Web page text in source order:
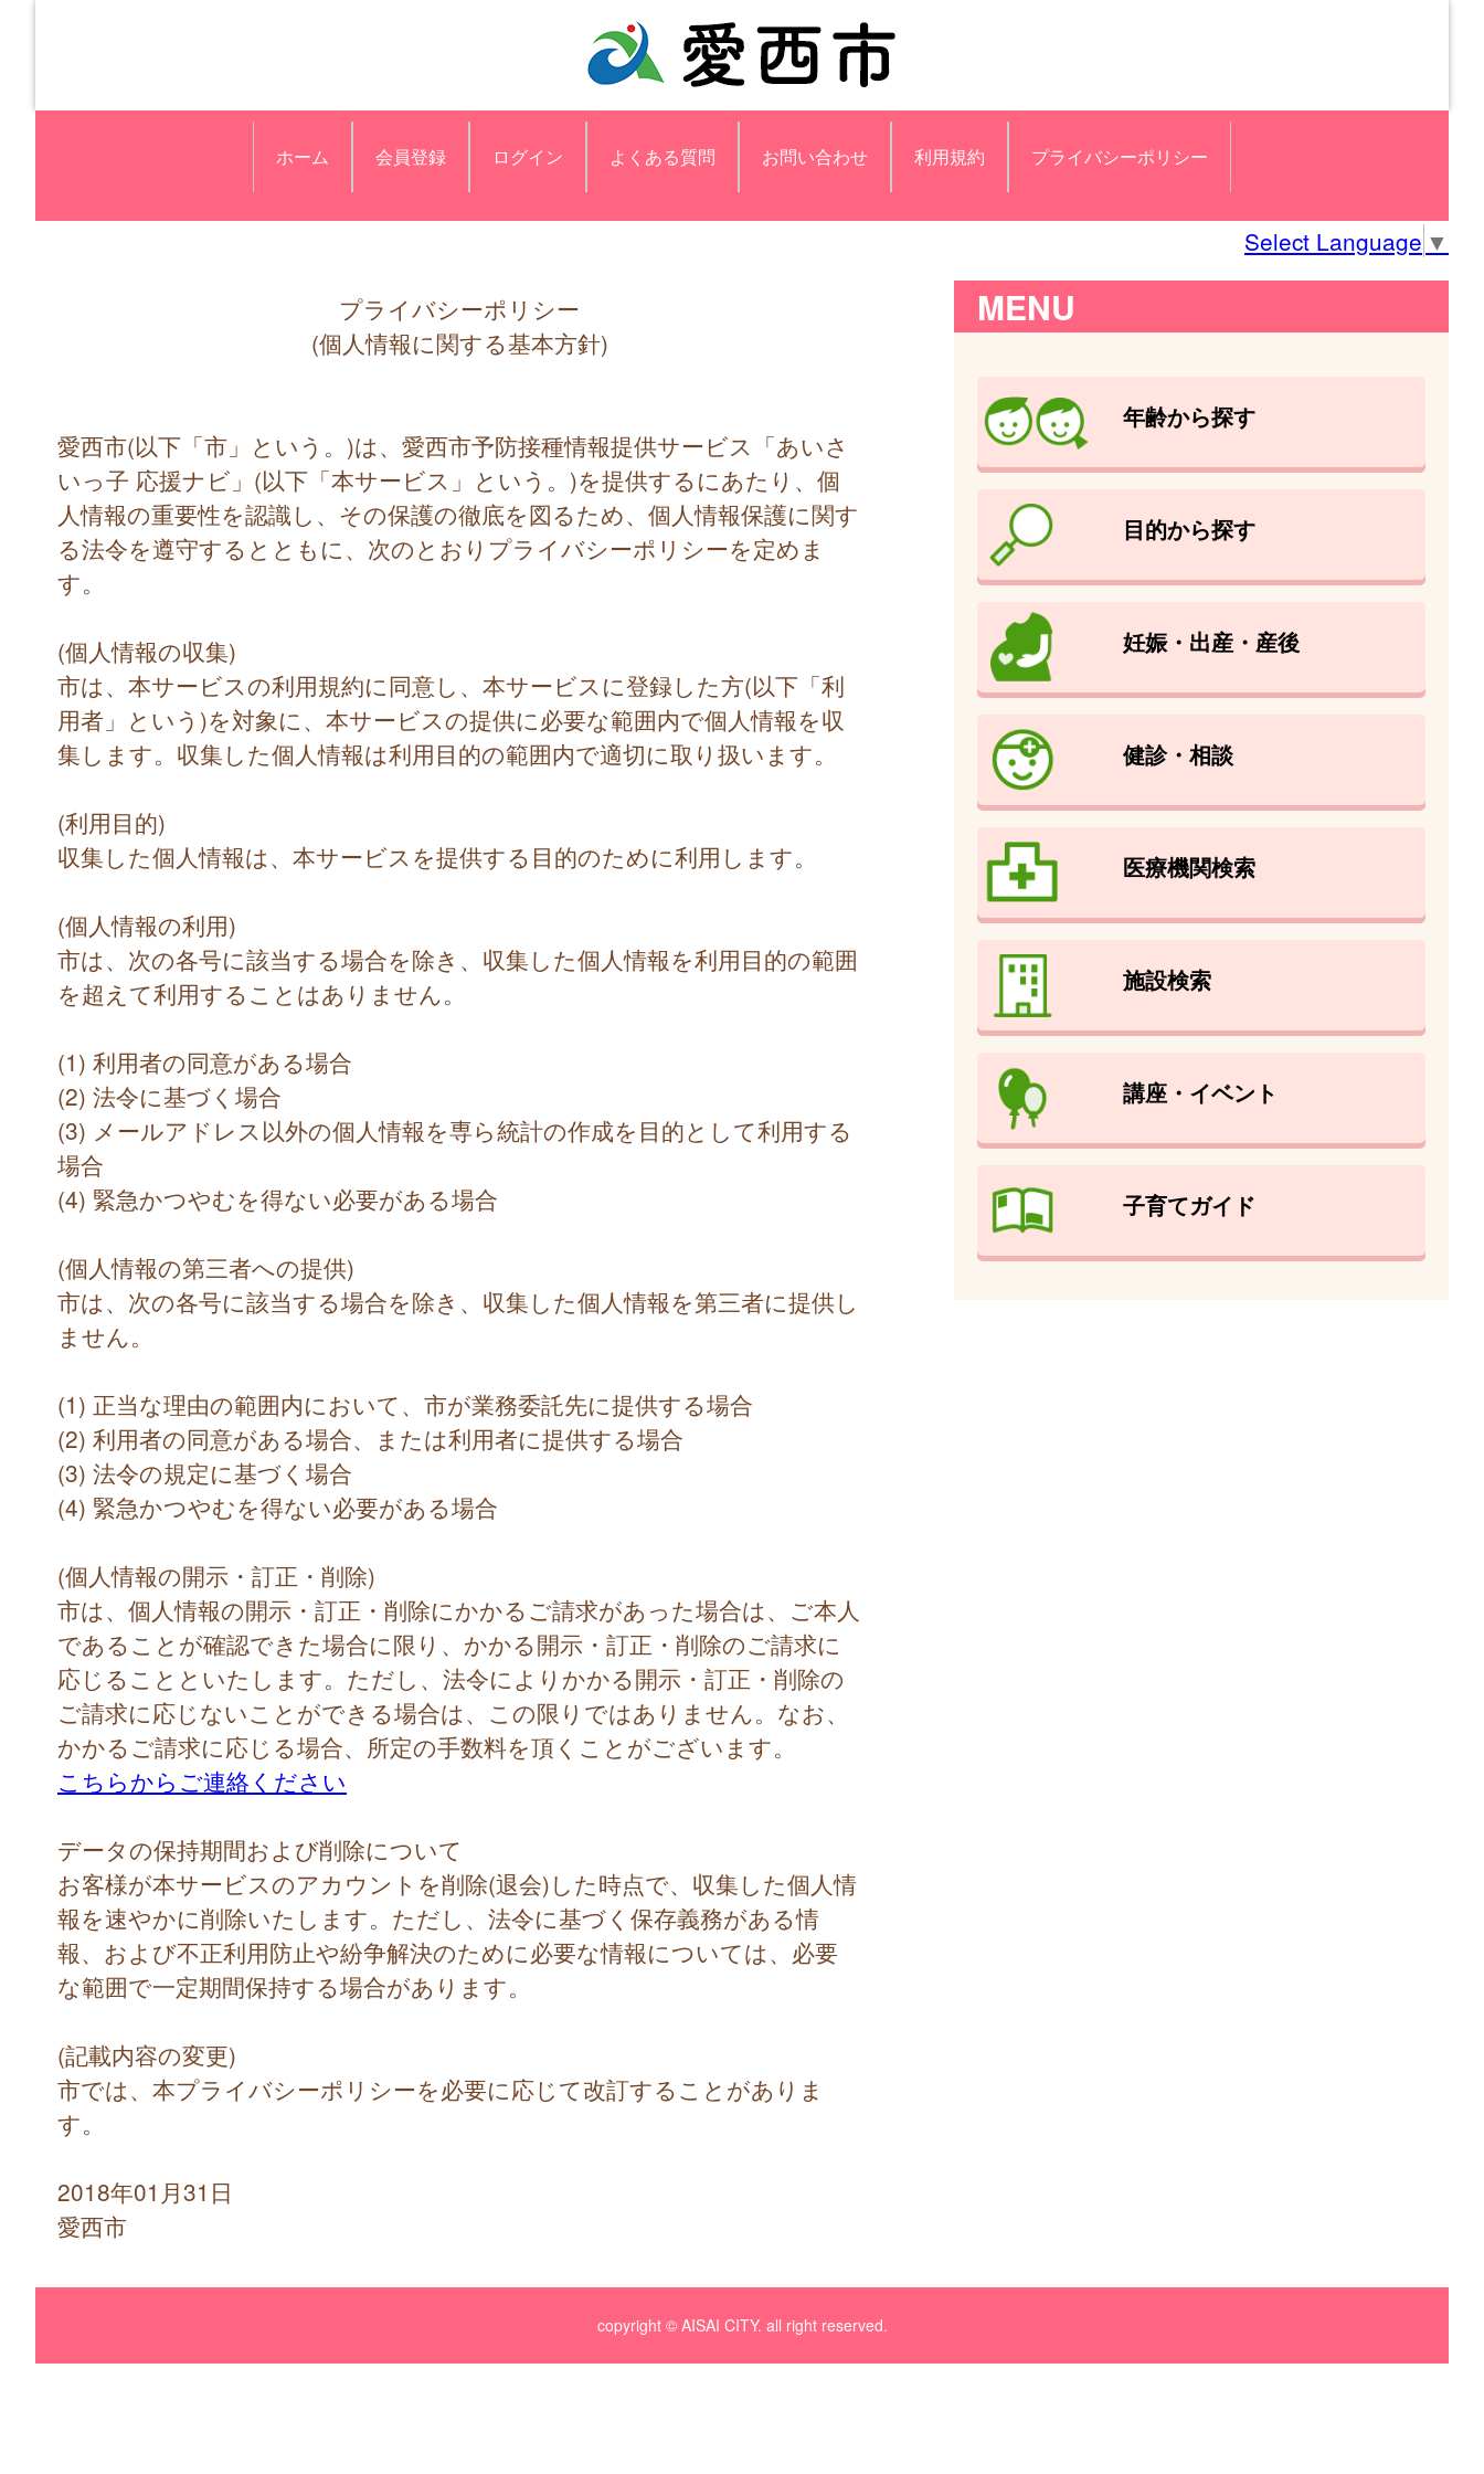
ホーム 会員登録 ログイン よくある質問 お問い合わせ 利用規約 プライバシーポリシー
Select Language ▼
プライバシーポリシー
(個人情報に関する基本方針)
愛西市(以下「市」という。)は、愛西市予防接種情報提供サービス「あいさ
いっ子 応援ナビ」(以下「本サービス」という。)を提供するにあたり、個
人情報の重要性を認識し、その保護の徹底を図るため、個人情報保護に関す
る法令を遵守するとともに、次のとおりプライバシーポリシーを定めま
す。
(個人情報の収集)
市は、本サービスの利用規約に同意し、本サービスに登録した方(以下「利
用者」という)を対象に、本サービスの提供に必要な範囲内で個人情報を収
集します。収集した個人情報は利用目的の範囲内で適切に取り扱います。
(利用目的)
収集した個人情報は、本サービスを提供する目的のために利用します。
(個人情報の利用)
市は、次の各号に該当する場合を除き、収集した個人情報を利用目的の範囲
を超えて利用することはありません。
(1) 利用者の同意がある場合
(2) 法令に基づく場合
(3) メールアドレス以外の個人情報を専ら統計の作成を目的として利用する
場合
(4) 緊急かつやむを得ない必要がある場合
(個人情報の第三者への提供)
市は、次の各号に該当する場合を除き、収集した個人情報を第三者に提供し
ません。
(1) 正当な理由の範囲内において、市が業務委託先に提供する場合
(2) 利用者の同意がある場合、または利用者に提供する場合
(3) 法令の規定に基づく場合
(4) 緊急かつやむを得ない必要がある場合
(個人情報の開示・訂正・削除)
市は、個人情報の開示・訂正・削除にかかるご請求があった場合は、ご本人
であることが確認できた場合に限り、かかる開示・訂正・削除のご請求に
応じることといたします。ただし、法令によりかかる開示・訂正・削除の
ご請求に応じないことができる場合は、この限りではありません。なお、
かかるご請求に応じる場合、所定の手数料を頂くことがございます。
こちらからご連絡ください
データの保持期間および削除について
お客様が本サービスのアカウントを削除(退会)した時点で、収集した個人情
報を速やかに削除いたします。ただし、法令に基づく保存義務がある情
報、および不正利用防止や紛争解決のために必要な情報については、必要
な範囲で一定期間保持する場合があります。
(記載内容の変更)
市では、本プライバシーポリシーを必要に応じて改訂することがありま
す。
2018年01月31日
愛西市
MENU
年齢から探す
目的から探す
妊娠・出産・産後
健診・相談
医療機関検索
施設検索
講座・イベント
子育てガイド
copyright © AISAI CITY. all right reserved.